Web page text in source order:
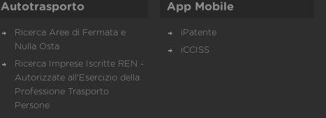
Autotrasporto
Ricerca Aree di Fermata e
Nulla Osta
Ricerca Imprese Iscritte REN -
Autorizzate all'Esercizio della
Professione Trasporto
Persone
App Mobile
iPatente
iCCISS